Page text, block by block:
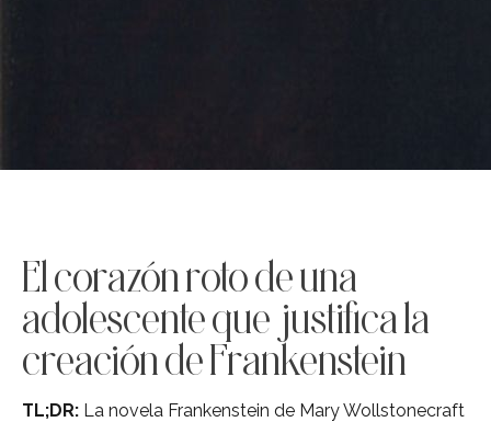
El corazón roto de una
adolescente que justifica la
creación de Frankenstein
TL;DR: La novela Frankenstein de Mary Wollstonecraft